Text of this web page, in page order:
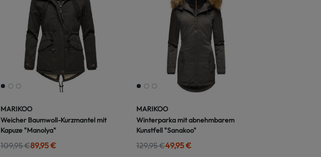
MARIKOO
Weicher Baumwoll-Kurzmantel mit
Kapuze "Manolya"
109,95 €89,95 €
MARIKOO
Winterparka mit abnehmbarem
Kunstfell "Sanakoo"
129,95 €49,95 €